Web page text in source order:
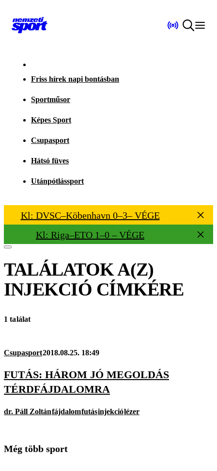
Friss hírek napi bontásban
Sportműsor
Képes Sport
Csupasport
Hátsó füves
Utánpótlássport
Kl: DVSC–Köbenhavn 0–3– VÉGE
Kl: Riga–ETO 1–0 – VÉGE
TALÁLATOK A(Z)
INJEKCIÓ CÍMKÉRE
1 találat
Csupasport2018.08.25. 18:49
FUTÁS: HÁROM JÓ MEGOLDÁS
TÉRDFÁJDALOMRA
dr. Páll Zoltánfájdalomfutásinjekciólézer
Még több sport